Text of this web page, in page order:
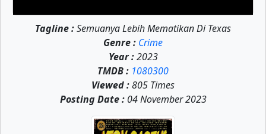
Tagline :Semuanya Lebih Mematikan Di Texas
Genre : Crime
Year :2023
TMDB : 1080300
Viewed :805 Times
Posting Date :04 November 2023